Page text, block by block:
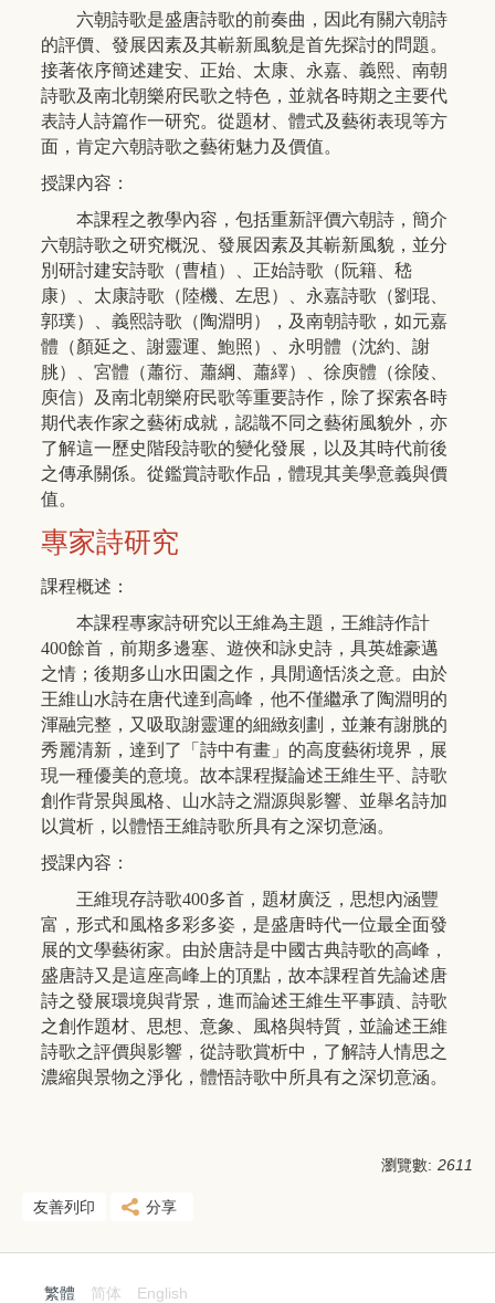
六朝詩歌是盛唐詩歌的前奏曲，因此有關六朝詩
的評價、發展因素及其嶄新風貌是首先探討的問題。
接著依序簡述建安、正始、太康、永嘉、義熙、南朝
詩歌及南北朝樂府民歌之特色，並就各時期之主要代
表詩人詩篇作一研究。從題材、體式及藝術表現等方
面，肯定六朝詩歌之藝術魅力及價值。
授課內容：
本課程之教學內容，包括重新評價六朝詩，簡介
六朝詩歌之研究概況、發展因素及其嶄新風貌，並分
別研討建安詩歌（曹植）、正始詩歌（阮籍、嵇
康）、太康詩歌（陸機、左思）、永嘉詩歌（劉琨、
郭璞）、義熙詩歌（陶淵明），及南朝詩歌，如元嘉
體（顏延之、謝靈運、鮑照）、永明體（沈約、謝
朓）、宮體（蕭衍、蕭綱、蕭繹）、徐庾體（徐陵、
庾信）及南北朝樂府民歌等重要詩作，除了探索各時
期代表作家之藝術成就，認識不同之藝術風貌外，亦
了解這一歷史階段詩歌的變化發展，以及其時代前後
之傳承關係。從鑑賞詩歌作品，體現其美學意義與價
值。
專家詩研究
課程概述：
本課程專家詩研究以王維為主題，王維詩作計
400餘首，前期多邊塞、遊俠和詠史詩，具英雄豪邁
之情；後期多山水田園之作，具閒適恬淡之意。由於
王維山水詩在唐代達到高峰，他不僅繼承了陶淵明的
渾融完整，又吸取謝靈運的細緻刻劃，並兼有謝脁的
秀麗清新，達到了「詩中有畫」的高度藝術境界，展
現一種優美的意境。故本課程擬論述王維生平、詩歌
創作背景與風格、山水詩之淵源與影響、並舉名詩加
以賞析，以體悟王維詩歌所具有之深切意涵。
授課內容：
王維現存詩歌400多首，題材廣泛，思想內涵豐
富，形式和風格多彩多姿，是盛唐時代一位最全面發
展的文學藝術家。由於唐詩是中國古典詩歌的高峰，
盛唐詩又是這座高峰上的頂點，故本課程首先論述唐
詩之發展環境與背景，進而論述王維生平事蹟、詩歌
之創作題材、思想、意象、風格與特質，並論述王維
詩歌之評價與影響，從詩歌賞析中，了解詩人情思之
濃縮與景物之淨化，體悟詩歌中所具有之深切意涵。
瀏覽數: 2611
友善列印 分享
繁體 简体 English